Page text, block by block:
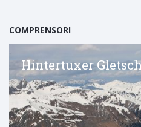
COMPRENSORI
Hintertuxer